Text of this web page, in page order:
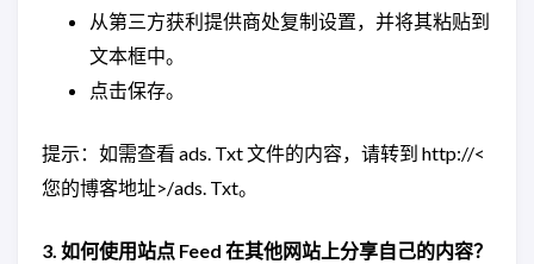
从第三方获利提供商处复制设置，并将其粘贴到
文本框中。
点击保存。
提示：如需查看 ads. Txt 文件的内容，请转到 http://<
您的博客地址>/ads. Txt。
3. 如何使用站点 Feed 在其他网站上分享自己的内容？